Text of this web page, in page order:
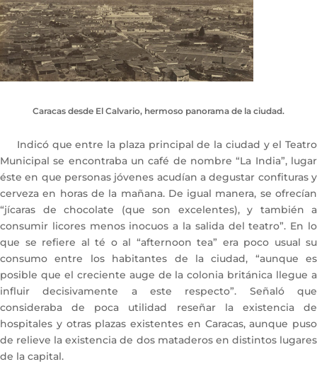
Caracas desde El Calvario, hermoso panorama de la ciudad.
Indicó que entre la plaza principal de la ciudad y el Teatro
Municipal se encontraba un café de nombre “La India”, lugar
éste en que personas jóvenes acudían a degustar confituras y
cerveza en horas de la mañana. De igual manera, se ofrecían
“jícaras de chocolate (que son excelentes), y también a
consumir licores menos inocuos a la salida del teatro”. En lo
que se refiere al té o al “afternoon tea” era poco usual su
consumo entre los habitantes de la ciudad, “aunque es
posible que el creciente auge de la colonia británica llegue a
influir decisivamente a este respecto”. Señaló que
consideraba de poca utilidad reseñar la existencia de
hospitales y otras plazas existentes en Caracas, aunque puso
de relieve la existencia de dos mataderos en distintos lugares
de la capital.